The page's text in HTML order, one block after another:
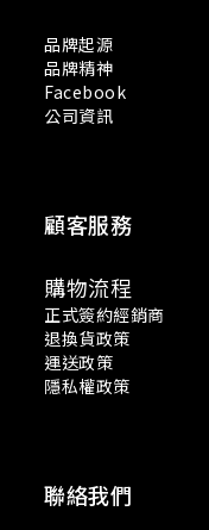
品牌起源
品牌精神
Facebook
公司資訊
顧客服務
購物流程
正式簽約經銷商
退換貨政策
運送政策
隱私權政策
聯絡我們